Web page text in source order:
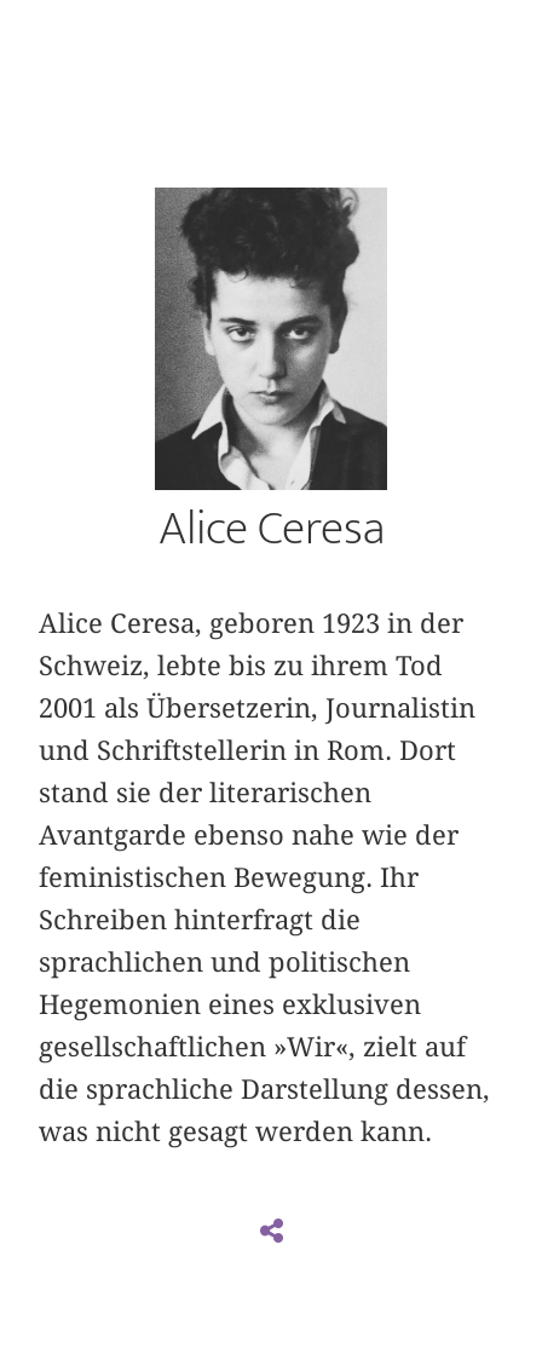
Alice Ceresa
Alice Ceresa, geboren 1923 in der
Schweiz, lebte bis zu ihrem Tod
2001 als Übersetzerin, Journalistin
und Schriftstellerin in Rom. Dort
stand sie der literarischen
Avantgarde ebenso nahe wie der
feministischen Bewegung. Ihr
Schreiben hinterfragt die
sprachlichen und politischen
Hegemonien eines exklusiven
gesellschaftlichen »Wir«, zielt auf
die sprachliche Darstellung ­dessen,
was nicht gesagt werden kann.